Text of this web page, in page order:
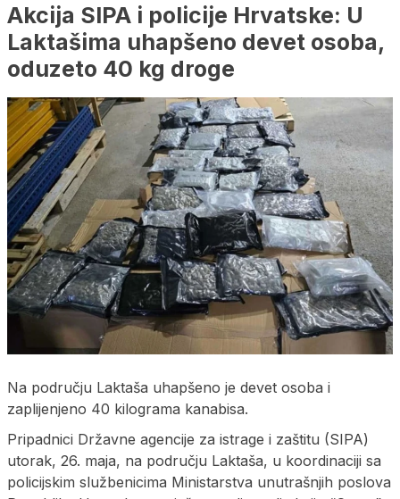
Akcija SIPA i policije Hrvatske: U
Laktašima uhapšeno devet osoba,
oduzeto 40 kg droge
Na području Laktaša uhapšeno je devet osoba i
zaplijenjeno 40 kilograma kanabisa.
Pripadnici Državne agencije za istrage i zaštitu (SIPA)
utorak, 26. maja, na području Laktaša, u koordinaciji sa
policijskim službenicima Ministarstva unutrašnjih poslova